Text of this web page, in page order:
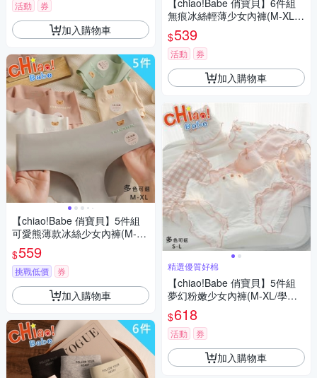
活動 券
加入購物車
【chiao!Babe 俏寶貝】5件組
可愛熊薄款冰絲少女內褲(M-X
L/學生/少女/兒童/5色)
$559
挑戰低價 券
加入購物車
【chiao!Babe 俏寶貝】6件組
無痕冰絲輕薄少女內褲(M-XL/
學生/少女/兒童/6色)
$539
活動 券
加入購物車
精選優質好棉
【chiao!Babe 俏寶貝】5件組
夢幻粉嫩少女內褲(M-XL/學生/
少女/兒童/5種花色)
$618
活動 券
加入購物車